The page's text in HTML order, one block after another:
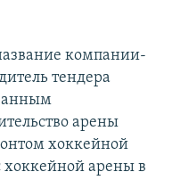
компании-
тендера
арены
хоккейной
арены в